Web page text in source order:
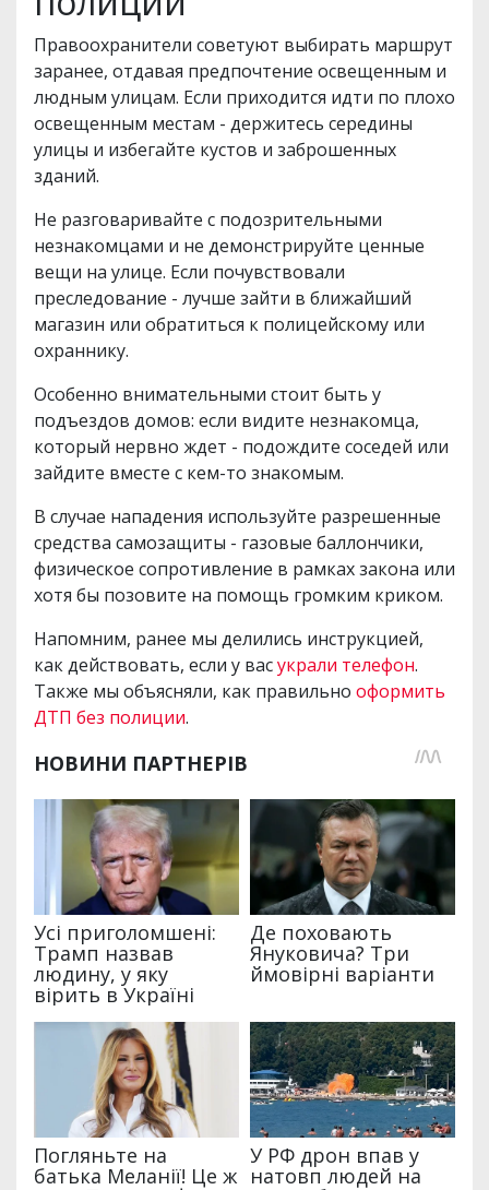
Правоохранители советуют выбирать маршрут
заранее, отдавая предпочтение освещенным и
людным улицам. Если приходится идти по плохо
освещенным местам - держитесь середины
улицы и избегайте кустов и заброшенных
зданий.
Не разговаривайте с подозрительными
незнакомцами и не демонстрируйте ценные
вещи на улице. Если почувствовали
преследование - лучше зайти в ближайший
магазин или обратиться к полицейскому или
охраннику.
Особенно внимательными стоит быть у
подъездов домов: если видите незнакомца,
который нервно ждет - подождите соседей или
зайдите вместе с кем-то знакомым.
В случае нападения используйте разрешенные
средства самозащиты - газовые баллончики,
физическое сопротивление в рамках закона или
хотя бы позовите на помощь громким криком.
Напомним, ранее мы делились инструкцией,
как действовать, если у васукрали телефон.
Также мы объясняли, как правильно оформить
ДТП без полиции.